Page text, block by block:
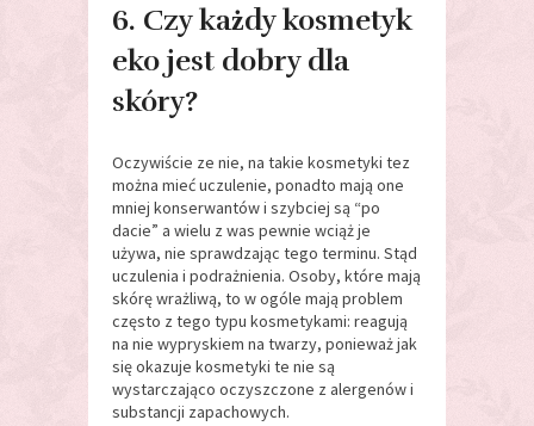
6. Czy każdy kosmetyk
eko jest dobry dla
skóry?
Oczywiście ze nie, na takie kosmetyki tez
można mieć uczulenie, ponadto mają one
mniej konserwantów i szybciej są “po
dacie” a wielu z was pewnie wciąż je
używa, nie sprawdzając tego terminu. Stąd
uczulenia i podrażnienia. Osoby, które mają
skórę wrażliwą, to w ogóle mają problem
często z tego typu kosmetykami: reagują
na nie wypryskiem na twarzy, ponieważ jak
się okazuje kosmetyki te nie są
wystarczająco oczyszczone z alergenów i
substancji zapachowych.